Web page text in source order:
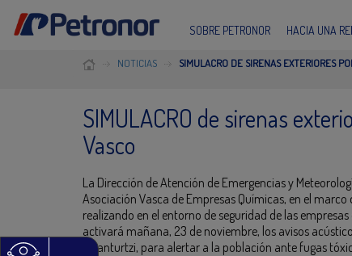
SOBRE PETRONOR HACIA UNA
NOTICIAS SIMULACRO DE SIRENAS EXTERIORES
SIMULACRO de sirenas
Vasco
La Dirección de Atención de Emergencias y
Asociación Vasca de Empresas Químicas, en el
realizando en el entorno de seguridad de las
activará mañana, 23 de noviembre, los avisos
y Santurtzi, para alertar a la población ante fugas